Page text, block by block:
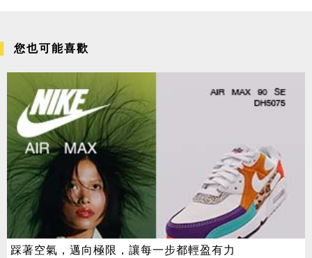
您也可能喜歡
踩著空氣，邁向極限，讓每一步都輕盈有力